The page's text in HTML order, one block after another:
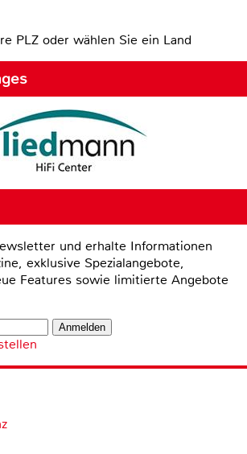
PLZ oder wählen Sie ein Land
und erhalte Informationen
exklusive Spezialangebote,
Features sowie limitierte Angebote